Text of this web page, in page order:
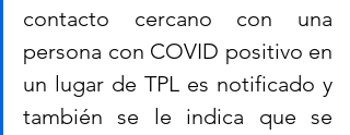
contacto cercano con una
persona con COVID positivo en
un lugar de TPL es notificado y
también se le indica que se